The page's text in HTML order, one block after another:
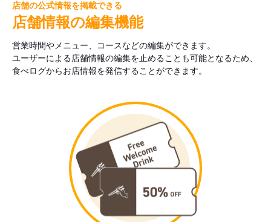
店舗の公式情報を掲載できる
店舗情報の編集機能
営業時間やメニュー、コースなどの編集ができます。
ユーザーによる店舗情報の編集を止めることも可能となるため、
食べログからお店情報を発信することができます。